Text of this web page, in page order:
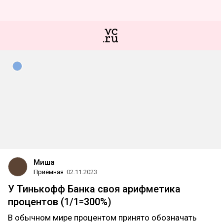
Миша
Приёмная 02.11.2023
У Тинькофф Банка своя арифметика
процентов (1/1=300%)
В обычном мире процентом принято обозначать